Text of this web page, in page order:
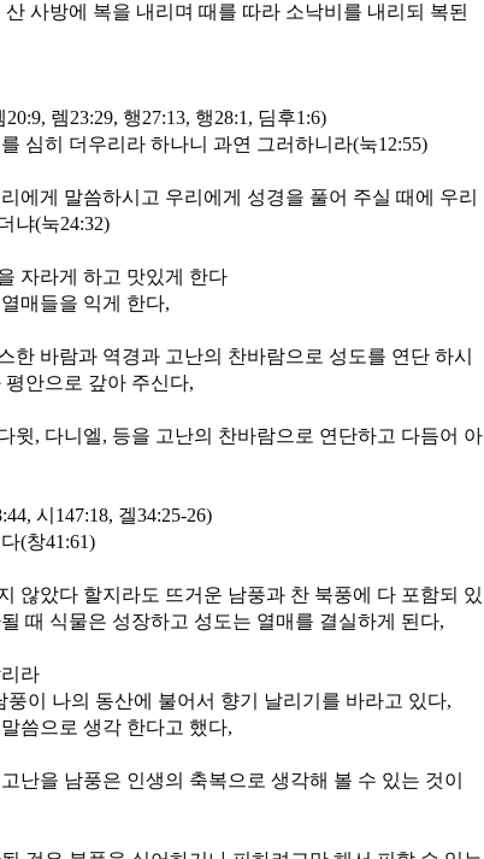
사방에 복을 내리며 때를 따라 소낙비를 내리되 복된
렘23:29, 행27:13, 행28:1, 딤후1:6)
심히 더우리라 하나니 과연 그러하니라(눅12:55)
에게 말씀하시고 우리에게 성경을 풀어 주실 때에 우리
냐(눅24:32)
자라게 하고 맛있게 한다
매들을 익게 한다,
한 바람과 역경과 고난의 찬바람으로 성도를 연단 하시
안으로 갚아 주신다,
윗, 다니엘, 등을 고난의 찬바람으로 연단하고 다듬어 아
시147:18, 겔34:25-26)
(창41:61)
않았다 할지라도 뜨거운 남풍과 찬 북풍에 다 포함되 있
때 식물은 성장하고 성도는 열매를 결실하게 된다,
라
이 나의 동산에 불어서 향기 날리기를 바라고 있다,
씀으로 생각 한다고 했다,
난을 남풍은 인생의 축복으로 생각해 볼 수 있는 것이